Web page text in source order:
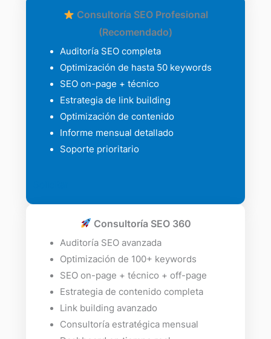
Consultoría SEO Profesional
(Recomendado)
Auditoría SEO completa
Optimización de hasta 50 keywords
SEO on-page + técnico
Estrategia de link building
Optimización de contenido
Informe mensual detallado
Soporte prioritario
Consultoría SEO 360
Auditoría SEO avanzada
Optimización de 100+ keywords
SEO on-page + técnico + off-page
Estrategia de contenido completa
Link building avanzado
Consultoría estratégica mensual